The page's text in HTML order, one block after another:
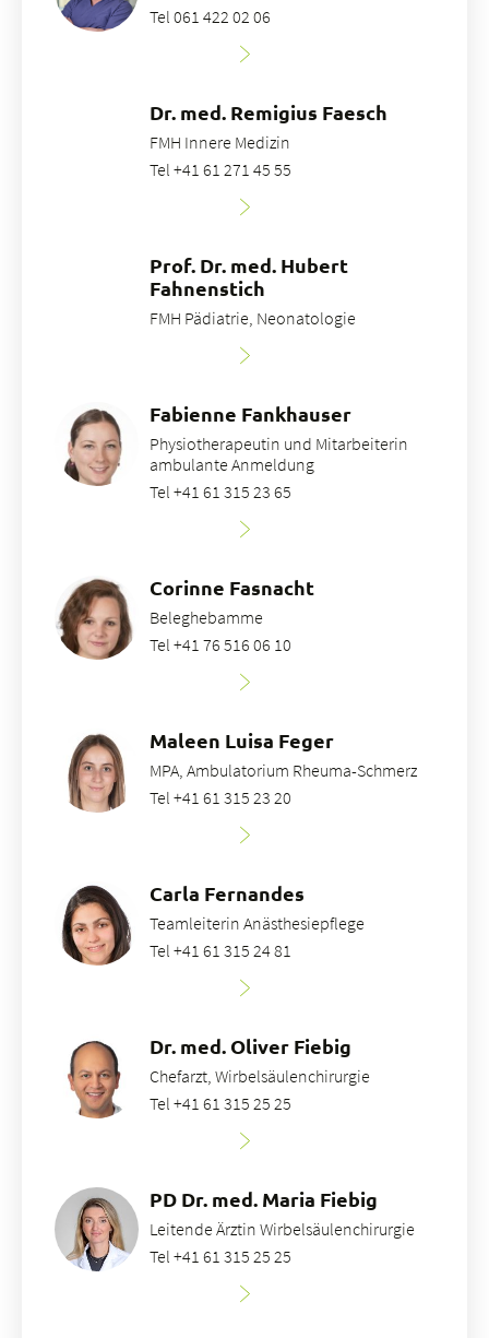
Tel 061 422 02 06
Dr. med. Remigius Faesch
FMH Innere Medizin
Tel +41 61 271 45 55
Prof. Dr. med. Hubert
Fahnenstich
FMH Pädiatrie, Neonatologie
Fabienne Fankhauser
Physiotherapeutin und Mitarbeiterin
ambulante Anmeldung
Tel +41 61 315 23 65
Corinne Fasnacht
Beleghebamme
Tel +41 76 516 06 10
Maleen Luisa Feger
MPA, Ambulatorium Rheuma-Schmerz
Tel +41 61 315 23 20
Carla Fernandes
Teamleiterin Anästhesiepflege
Tel +41 61 315 24 81
Dr. med. Oliver Fiebig
Chefarzt, Wirbelsäulenchirurgie
Tel +41 61 315 25 25
PD Dr. med. Maria Fiebig
Leitende Ärztin Wirbelsäulenchirurgie
Tel +41 61 315 25 25